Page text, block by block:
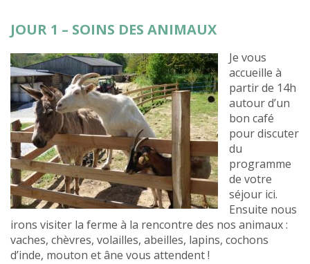
JOUR 1 – SOINS DES ANIMAUX
Je vous
accueille à
partir de 14h
autour d’un
bon café
pour discuter
du
programme
de votre
séjour ici.
Ensuite nous
irons visiter la ferme à la rencontre des nos animaux :
vaches, chèvres, volailles, abeilles, lapins, cochons
d’inde, mouton et âne vous attendent !